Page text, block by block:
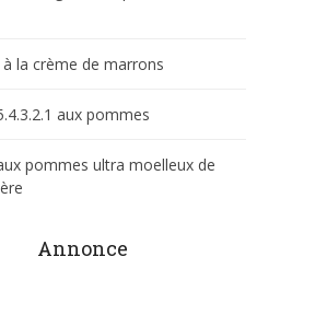
la crème de marrons
aux pommes
pommes ultra moelleux de
Annonce